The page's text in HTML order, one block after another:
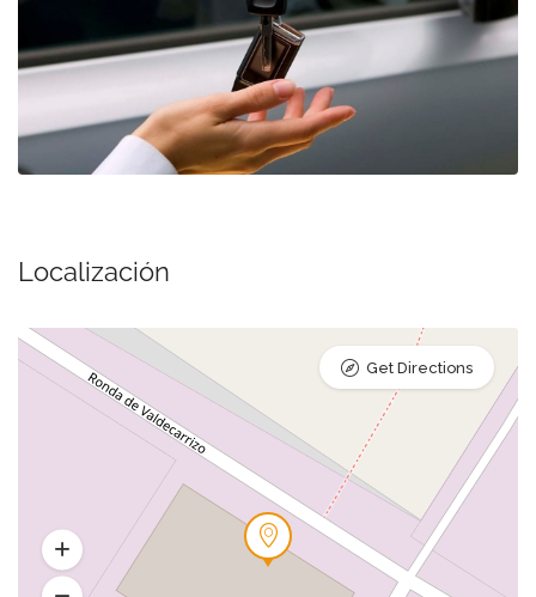
Localización
Get Directions